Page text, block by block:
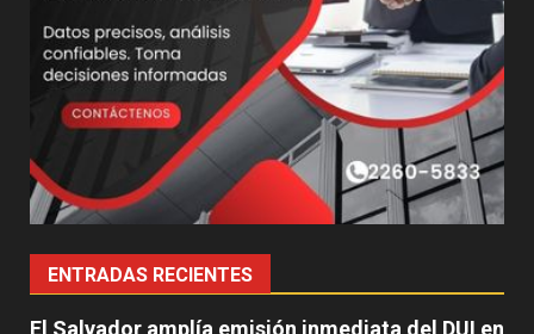
ENTRADAS RECIENTES
El Salvador amplía emisión inmediata del DUI en